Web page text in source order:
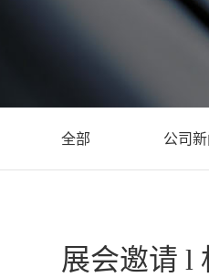
全部 公司新
展会邀请 l